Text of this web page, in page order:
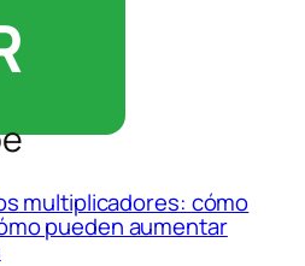
multiplicadores: cómo
pueden aumentar